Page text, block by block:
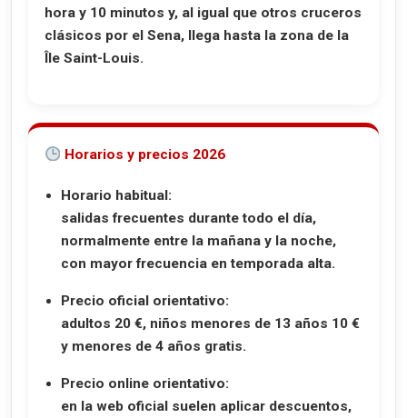
hora y 10 minutos y, al igual que otros cruceros
clásicos por el Sena, llega hasta la zona de la
Île Saint-Louis.
Horarios y precios 2026
Horario habitual:
salidas frecuentes durante todo el día,
normalmente entre la mañana y la noche,
con mayor frecuencia en temporada alta.
Precio oficial orientativo:
adultos 20 €, niños menores de 13 años 10 €
y menores de 4 años gratis.
Precio online orientativo:
en la web oficial suelen aplicar descuentos,